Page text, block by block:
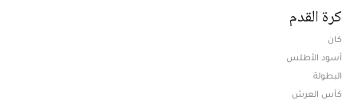
كرة القدم
كان
أسود الأطلس
البطولة
كأس العرش